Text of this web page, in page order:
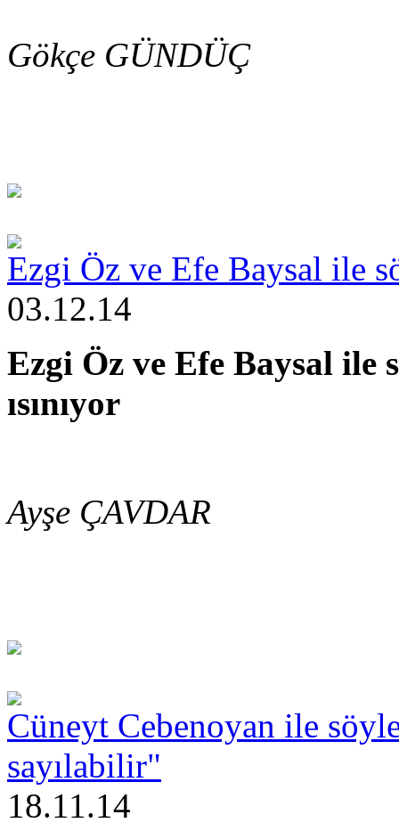
Gökçe GÜNDÜÇ
Ezgi Öz ve Efe Baysal ile
03.12.14
Ezgi Öz ve Efe Baysal
ısınıyor
Ayşe ÇAVDAR
Cüneyt Cebenoyan ile
sayılabilir"
18.11.14